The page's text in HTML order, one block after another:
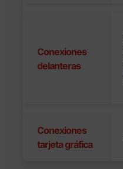
Conexiones
delanteras
Conexiones
tarjeta gráfica